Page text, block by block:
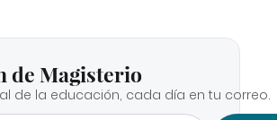
de Magisterio
de la educación, cada día en tu correo.